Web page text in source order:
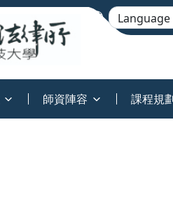
師資陣容 課程規